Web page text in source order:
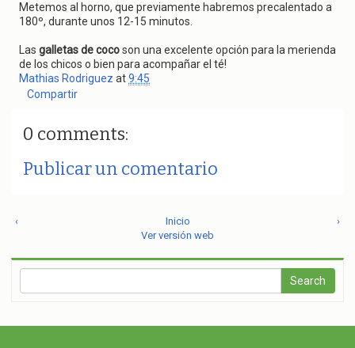
Metemos al horno, que previamente habremos precalentado a
180º, durante unos 12-15 minutos.
Las galletas de cocoson una excelente opción para la merienda
de los chicos o bien para acompañar el té!
Mathias Rodriguez at9:45
Compartir
0 comments:
Publicar un comentario
‹ ›
Inicio
Ver versión web